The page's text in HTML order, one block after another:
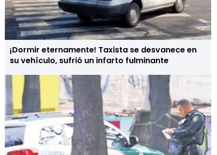
¡Dormir eternamente! Taxista se desvanece en
su vehículo, sufrió un infarto fulminante